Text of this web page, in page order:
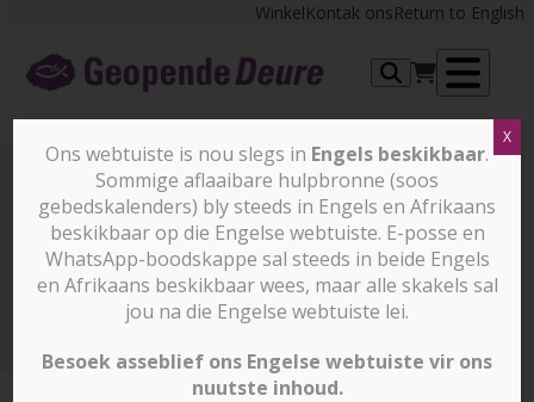
content
WinkelKontak onsReturn to English
Nuus en stories
Nuus en stories
Sleeping With One Eye Opened (Slegs
in Engels beskikbaar)
Ons webtuiste is nou slegs in Engels beskikbaar.
Sommige aflaaibare hulpbronne (soos
gebedskalenders) bly steeds in Engels en Afrikaans
beskikbaar op die Engelse webtuiste. E-posse en
WhatsApp-boodskappe sal steeds in beide Engels
en Afrikaans beskikbaar wees, maar alle skakels sal
jou na die Engelse webtuiste lei.
Besoek asseblief ons Engelse webtuiste vir ons
nuutste inhoud.
X